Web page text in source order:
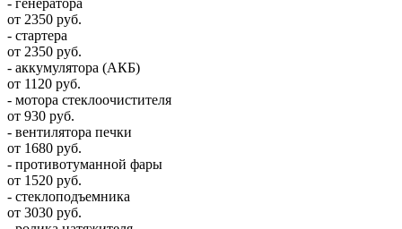
- генератора
от 2350 руб.
- стартера
от 2350 руб.
- аккумулятора (АКБ)
от 1120 руб.
- мотора стеклоочистителя
от 930 руб.
- вентилятора печки
от 1680 руб.
- противотуманной фары
от 1520 руб.
- стеклоподъемника
от 3030 руб.